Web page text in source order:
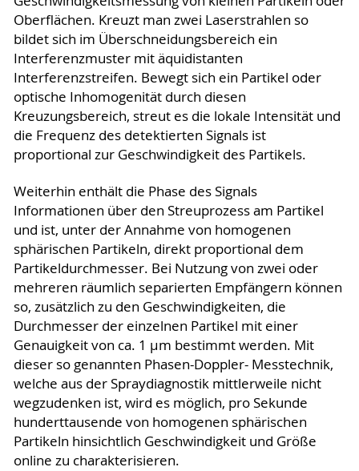
Oberflächen. Kreuzt man zwei Laserstrahlen so
bildet sich im Überschneidungsbereich ein
Interferenzmuster mit äquidistanten
Interferenzstreifen. Bewegt sich ein Partikel oder
optische Inhomogenität durch diesen
Kreuzungsbereich, streut es die lokale Intensität und
die Frequenz des detektierten Signals ist
proportional zur Geschwindigkeit des Partikels.
Weiterhin enthält die Phase des Signals
Informationen über den Streuprozess am Partikel
und ist, unter der Annahme von homogenen
sphärischen Partikeln, direkt proportional dem
Partikeldurchmesser. Bei Nutzung von zwei oder
mehreren räumlich separierten Empfängern können
so, zusätzlich zu den Geschwindigkeiten, die
Durchmesser der einzelnen Partikel mit einer
Genauigkeit von ca. 1 µm bestimmt werden. Mit
dieser so genannten Phasen-Doppler- Messtechnik,
welche aus der Spraydiagnostik mittlerweile nicht
wegzudenken ist, wird es möglich, pro Sekunde
hunderttausende von homogenen sphärischen
Partikeln hinsichtlich Geschwindigkeit und Größe
online zu charakterisieren.